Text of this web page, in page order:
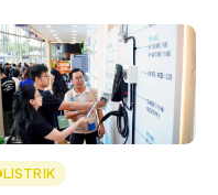
LISTRIK